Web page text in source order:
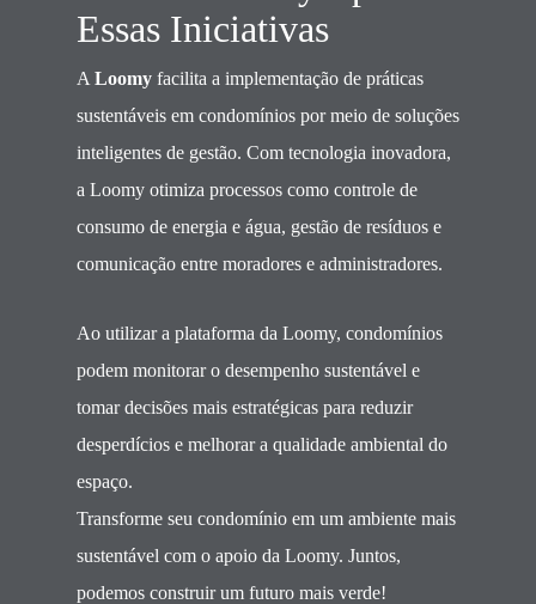
Essas Iniciativas
A Loomy facilita a implementação de práticas
sustentáveis em condomínios por meio de soluções
inteligentes de gestão. Com tecnologia inovadora,
a Loomy otimiza processos como controle de
consumo de energia e água, gestão de resíduos e
comunicação entre moradores e administradores.
Ao utilizar a plataforma da Loomy, condomínios
podem monitorar o desempenho sustentável e
tomar decisões mais estratégicas para reduzir
desperdícios e melhorar a qualidade ambiental do
espaço.
Transforme seu condomínio em um ambiente mais
sustentável com o apoio da Loomy. Juntos,
podemos construir um futuro mais verde!